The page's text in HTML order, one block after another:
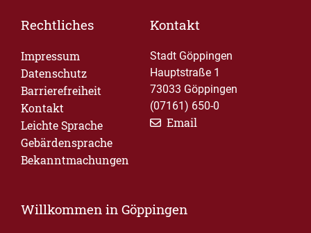
Rechtliches
Impressum
Datenschutz
Barrierefreiheit
Kontakt
Leichte Sprache
Gebärdensprache
Bekanntmachungen
Kontakt
Stadt Göppingen
Hauptstraße 1
73033 Göppingen
(07161) 650-0
Email
Willkommen in Göppingen